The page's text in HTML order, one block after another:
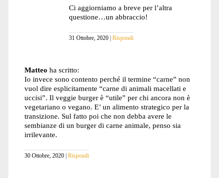
Ci aggiorniamo a breve per l’altra
questione…un abbraccio!
31 Ottobre, 2020 Rispondi
Matteo ha scritto:
Io invece sono contento perché il termine “carne” non
vuol dire esplicitamente “carne di animali macellati e
uccisi”. Il veggie burger è “utile” per chi ancora non è
vegetariano o vegano. E’ un alimento strategico per la
transizione. Sul fatto poi che non debba avere le
sembianze di un burger di carne animale, penso sia
irrilevante.
30 Ottobre, 2020 Rispondi